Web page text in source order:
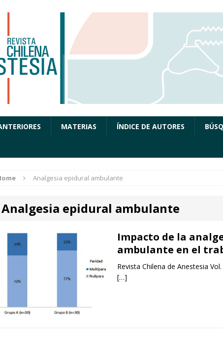
MATERIAS ÍNDICE DE AUTORES
Analgesia epidural ambulante
Analgesia epidural ambulante
Impacto de la
ambulante en el
Revista Chilena de Anestesia
[…]